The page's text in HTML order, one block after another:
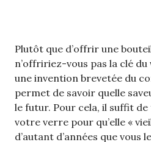
Plutôt que d’offrir une
n’offririez-vous pas la clé du
une invention brevetée du
permet de savoir quelle
le futur. Pour cela, il suffit
votre verre pour qu’elle «
d’autant d’années que vous